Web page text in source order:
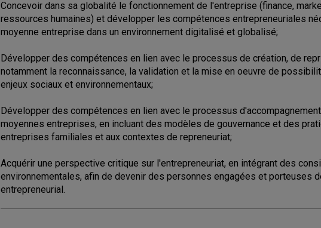
Concevoir dans sa globalité le fonctionnement de l'entreprise (finance,
ressources humaines) et développer les compétences entrepreneuriales
moyenne entreprise dans un environnement digitalisé et globalisé;
Développer des compétences en lien avec le processus de création, de
notamment la reconnaissance, la validation et la mise en oeuvre de
enjeux sociaux et environnementaux;
Développer des compétences en lien avec le processus
moyennes entreprises, en incluant des modèles de gouvernance et des
entreprises familiales et aux contextes de repreneuriat;
Acquérir une perspective critique sur l'entrepreneuriat, en intégrant des
environnementales, afin de devenir des personnes engagées et porteuses
entrepreneurial.